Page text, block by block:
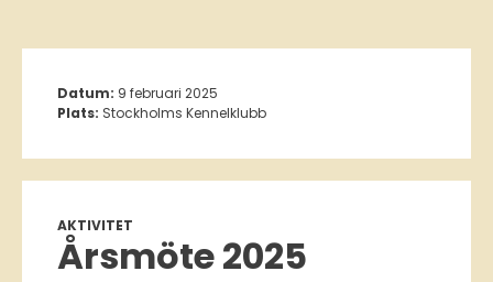
Datum: 9 februari 2025
Plats: Stockholms Kennelklubb
AKTIVITET
Årsmöte 2025